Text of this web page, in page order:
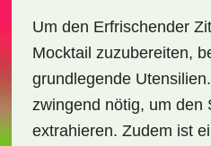
Um den Erfrischender
Mocktail zuzubereiten,
grundlegende
zwingend nötig, um den
extrahieren. Zudem ist